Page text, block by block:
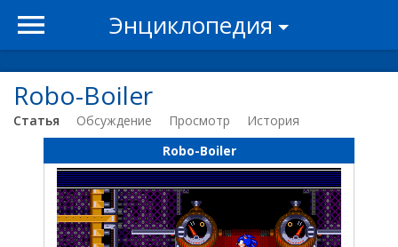
Энциклопедия
Robo-Boiler
Статья Обсуждение Просмотр
История
Robo-Boiler